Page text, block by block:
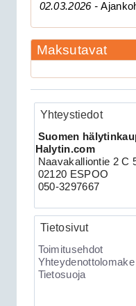
CAN
Clifford
02.03.2026 -
Maksutavat
Yhteystiedot
Suomen
Halytin.com
Naavakalliontie 2 C
02120 ESPOO
050-3297667
Tietosivut
Toimitusehdot
Yhteydenottolomake
Tietosuoja